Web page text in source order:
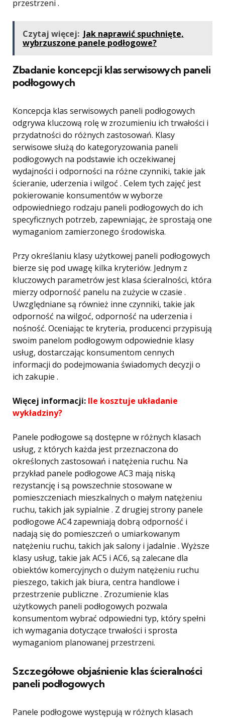
przestrzeni .
Czytaj więcej: Jak naprawić spuchnięte,
wybrzuszone panele podłogowe?
Zbadanie koncepcji klas serwisowych paneli
podłogowych
Koncepcja klas serwisowych paneli podłogowych
odgrywa kluczową rolę w zrozumieniu ich trwałości i
przydatności do różnych zastosowań. Klasy
serwisowe służą do kategoryzowania paneli
podłogowych na podstawie ich oczekiwanej
wydajności i odporności na różne czynniki, takie jak
ścieranie, uderzenia i wilgoć . Celem tych zajęć jest
pokierowanie konsumentów w wyborze
odpowiedniego rodzaju paneli podłogowych do ich
specyficznych potrzeb, zapewniając, że sprostają one
wymaganiom zamierzonego środowiska.
Przy określaniu klasy użytkowej paneli podłogowych
bierze się pod uwagę kilka kryteriów. Jednym z
kluczowych parametrów jest klasa ścieralności, która
mierzy odporność panelu na zużycie w czasie .
Uwzględniane są również inne czynniki, takie jak
odporność na wilgoć, odporność na uderzenia i
nośność. Oceniając te kryteria, producenci przypisują
swoim panelom podłogowym odpowiednie klasy
usług, dostarczając konsumentom cennych
informacji do podejmowania świadomych decyzji o
ich zakupie .
Więcej informacji: Ile kosztuje układanie
wykładziny?
Panele podłogowe są dostępne w różnych klasach
usług, z których każda jest przeznaczona do
określonych zastosowań i natężenia ruchu. Na
przykład panele podłogowe AC3 mają niską
rezystancję i są powszechnie stosowane w
pomieszczeniach mieszkalnych o małym natężeniu
ruchu, takich jak sypialnie . Z drugiej strony panele
podłogowe AC4 zapewniają dobrą odporność i
nadają się do pomieszczeń o umiarkowanym
natężeniu ruchu, takich jak salony i jadalnie . Wyższe
klasy usług, takie jak AC5 i AC6, są zalecane dla
obiektów komercyjnych o dużym natężeniu ruchu
pieszego, takich jak biura, centra handlowe i
przestrzenie publiczne . Zrozumienie klas
użytkowych paneli podłogowych pozwala
konsumentom wybrać odpowiedni typ, który spełni
ich wymagania dotyczące trwałości i sprosta
wymaganiom planowanej przestrzeni.
Szczegółowe objaśnienie klas ścieralności
paneli podłogowych
Panele podłogowe występują w różnych klasach